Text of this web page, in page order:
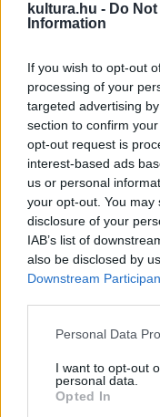
kultura.hu - Do
Information
If you wish to opt-out
processing of your
targeted advertising
section to confirm
opt-out request is
interest-based ads
us or personal
your opt-out. You
disclosure of your
IAB’s list of
also be disclosed by
Downstream
Please note that this
not limited to your
grant or deny
use your data for
Personal Data
I want to opt-out
personal data.
Opted In
1. Közmondások, 2.
Stíluseszközök és
Infoszótár
A TINTA Könyvkiadó
A TINTA Könyvkiadó
intézmények által
millió forint
A pályázat
A pályázaton részt
alsó- és középfokú
A pályázati
Legalább 10 000 Ft